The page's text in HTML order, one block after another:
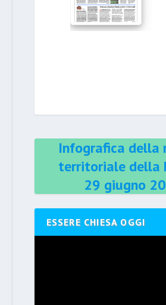
Infografica della
territoriale della
29 giugno
ESSERE CHIESA OGGI